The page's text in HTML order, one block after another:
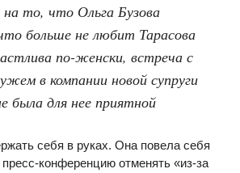
то, что Ольга Бузова
больше не любит Тарасова
по-женски, встреча с
в компании новой супруги
была для нее приятной
себя в руках. Она повела себя
конференцию отменять «из-за